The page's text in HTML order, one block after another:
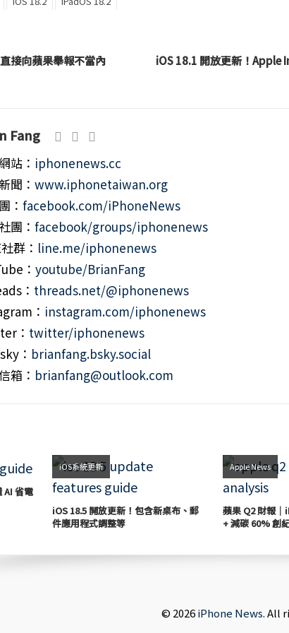
接向蘋果舉報不當內
iOS 18.1 開放更新！Apple
Fang
站： iphonenews.cc
聞： www.iphonetaiwan.org
： facebook.com/iPhoneNews
團： facebook/groups/iphonenews
群： line.me/iphonenews
： youtube/BrianFang
： threads.net/@iphonenews
： instagram.com/iphonenews
： twitter/iphonenews
： brianfang.bsky.social
箱： brianfang@outlook.com
AI 省電
iOS系統更新
iOS 18.5 開放更新！包含新桌布、郵
件應用程式調整等
Apple News
蘋果 Q2 財報
+ 減碳 60% 創
© 2026iPhone News. All